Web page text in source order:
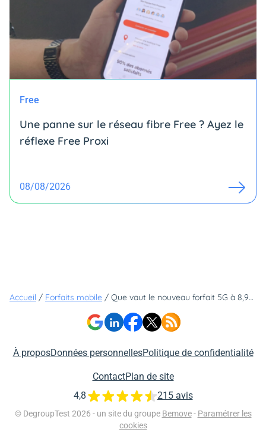
Free
Une panne sur le réseau fibre Free ? Ayez le
réflexe Free Proxi
08/08/2026
Accueil / Forfaits mobile / Que vaut le nouveau forfait 5G à 8,99€ de Lebara ?
À proposDonnées personnellesPolitique de confidentialité
ContactPlan de site
© DegroupTest 2026 - un site du groupe Bemove - Paramétrer les
cookies
4,8 215 avis